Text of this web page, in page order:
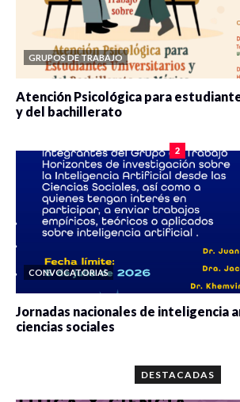
GRUPOS DE TRABAJO
Atención Psicológica para
y del bachillerato
2
CONVOCATORIAS
Jornadas nacionales de inteligencia
ciencias sociales
DESTACADAS